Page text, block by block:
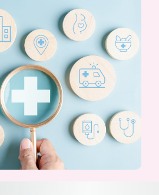
wonden. Zoals o.a. brandwonden,
ingebracht via een canule met
sysmteem).